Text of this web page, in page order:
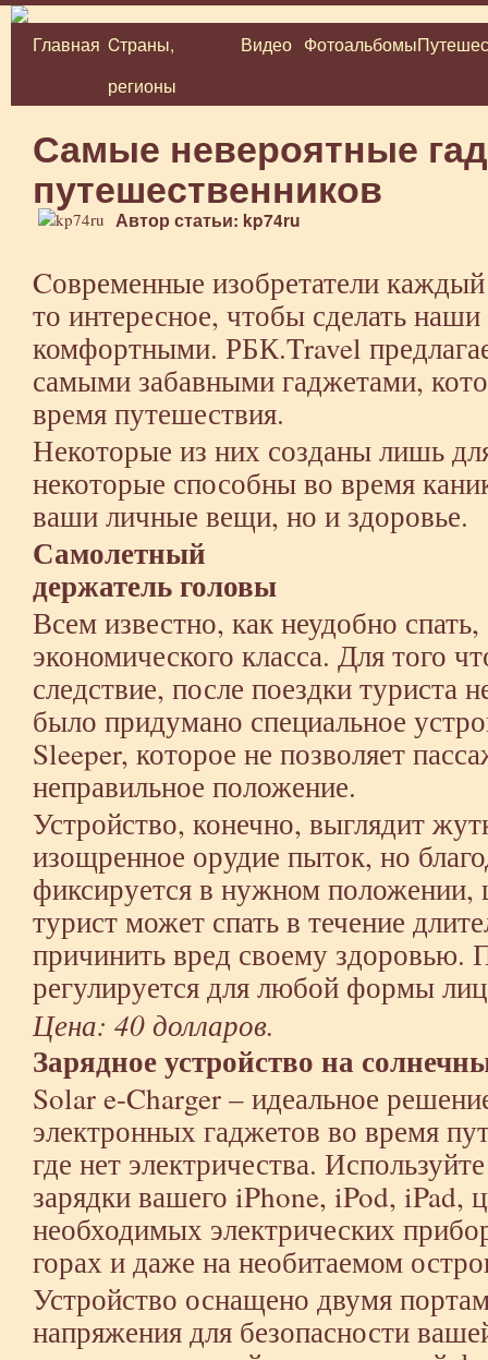
Перейти
Главная Cтраны,
регионы
Видео Фотоальбомы
Самые невероятные
путешественников
Автор статьи: kp74ru
Cовременные изобретатели
то интересное, чтобы сделать
комфортными. РБК.Travel
самыми забавными гаджетами,
время путешествия.
Некоторые из них созданы лишь
некоторые способны во время
ваши личные вещи, но и здоровье.
Самолетный
держатель головы
Всем известно, как неудобно
экономического класса. Для того
следствие, после поездки туриста
было придумано специальное
Sleeper, которое не позволяет
неправильное положение.
Устройство, конечно, выглядит
изощренное орудие пыток, но
фиксируется в нужном положении,
турист может спать в течение
причинить вред своему здоровью.
регулируется для любой формы
Цена: 40 долларов.
Зарядное устройство на
Solar e-Charger – идеальное
электронных гаджетов во время
где нет электричества.
зарядки вашего iPhone, iPod, iPad,
необходимых электрических
горах и даже на необитаемом
Устройство оснащено двумя
напряжения для безопасности